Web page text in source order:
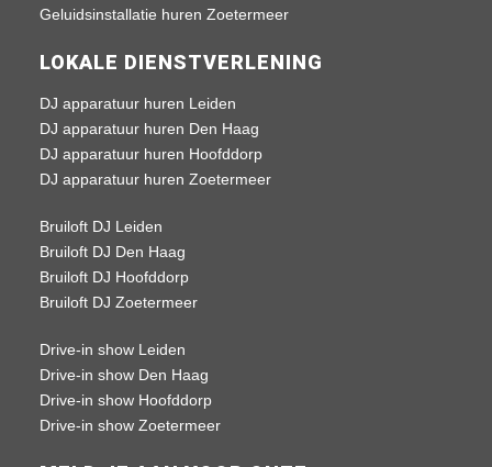
Geluidsinstallatie huren Zoetermeer
LOKALE DIENSTVERLENING
DJ apparatuur huren Leiden
DJ apparatuur huren Den Haag
DJ apparatuur huren Hoofddorp
DJ apparatuur huren Zoetermeer
Bruiloft DJ Leiden
Bruiloft DJ Den Haag
Bruiloft DJ Hoofddorp
Bruiloft DJ Zoetermeer
Drive-in show Leiden
Drive-in show Den Haag
Drive-in show Hoofddorp
Drive-in show Zoetermeer